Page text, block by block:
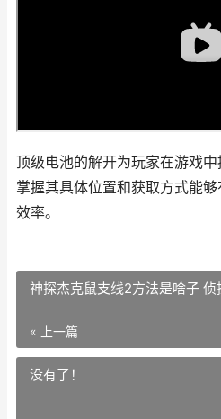
顶级电池的解开为玩家在游戏中
掌握其具体位置和获取方式能
效率。
神探杰克鼠支线2方法是啥子
« 上一篇
没有了！